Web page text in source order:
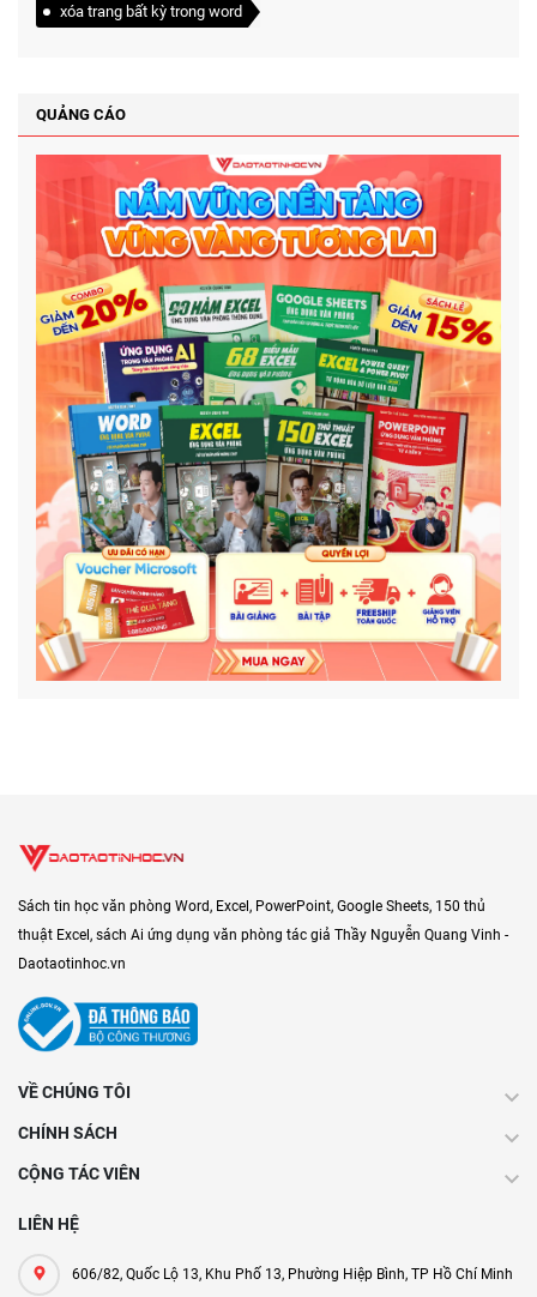
xóa trang bất kỳ trong word
QUẢNG CÁO
Sách tin học văn phòng Word, Excel, PowerPoint, Google Sheets, 150 thủ
thuật Excel, sách Ai ứng dụng văn phòng tác giả Thầy Nguyễn Quang Vinh -
Daotaotinhoc.vn
VỀ CHÚNG TÔI
CHÍNH SÁCH
CỘNG TÁC VIÊN
LIÊN HỆ
606/82, Quốc Lộ 13, Khu Phố 13, Phường Hiệp Bình, TP Hồ Chí Minh